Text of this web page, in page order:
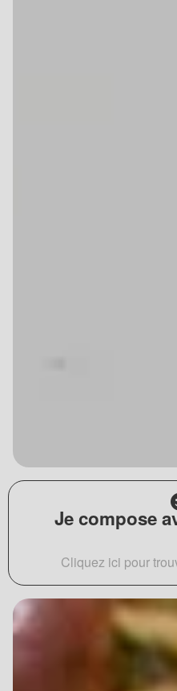
Je compose
Cliquez ici pour